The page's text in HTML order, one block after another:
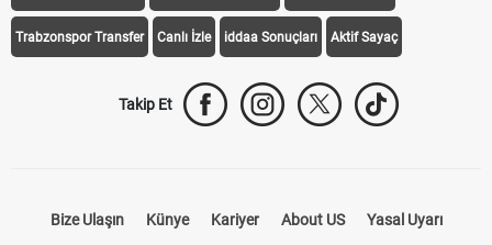
Trabzonspor Transfer Canlı İzle iddaa Sonuçları Aktif Sayaç
Takip Et
Bize Ulaşın Künye Kariyer About US Yasal Uyarı